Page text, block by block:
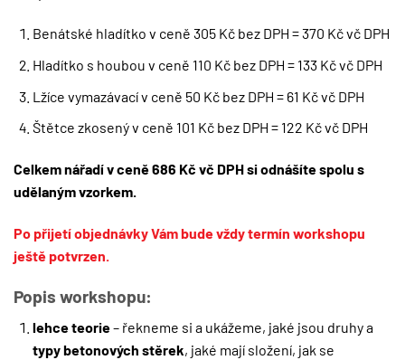
Benátské hladítko v ceně 305 Kč bez DPH = 370 Kč vč DPH
Hladítko s houbou v ceně 110 Kč bez DPH = 133 Kč vč DPH
Lžíce vymazávací v ceně 50 Kč bez DPH = 61 Kč vč DPH
Štětce zkosený v ceně 101 Kč bez DPH = 122 Kč vč DPH
Celkem nářadí v ceně 686 Kč vč DPH si odnášíte spolu s
udělaným vzorkem.
Po přijetí objednávky Vám bude vždy termín workshopu
ještě potvrzen.
Popis workshopu:
lehce teorie– řekneme si a ukážeme, jaké jsou druhy a
typy betonových stěrek, jaké mají složení, jak se